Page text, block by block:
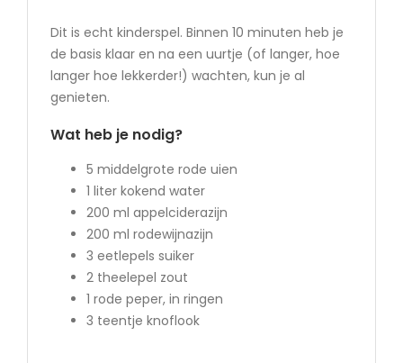
Dit is echt kinderspel. Binnen 10 minuten heb je
de basis klaar en na een uurtje (of langer, hoe
langer hoe lekkerder!) wachten, kun je al
genieten.
Wat heb je nodig?
5 middelgrote rode uien
1 liter kokend water
200 ml appelciderazijn
200 ml rodewijnazijn
3 eetlepels suiker
2 theelepel zout
1 rode peper, in ringen
3 teentje knoflook